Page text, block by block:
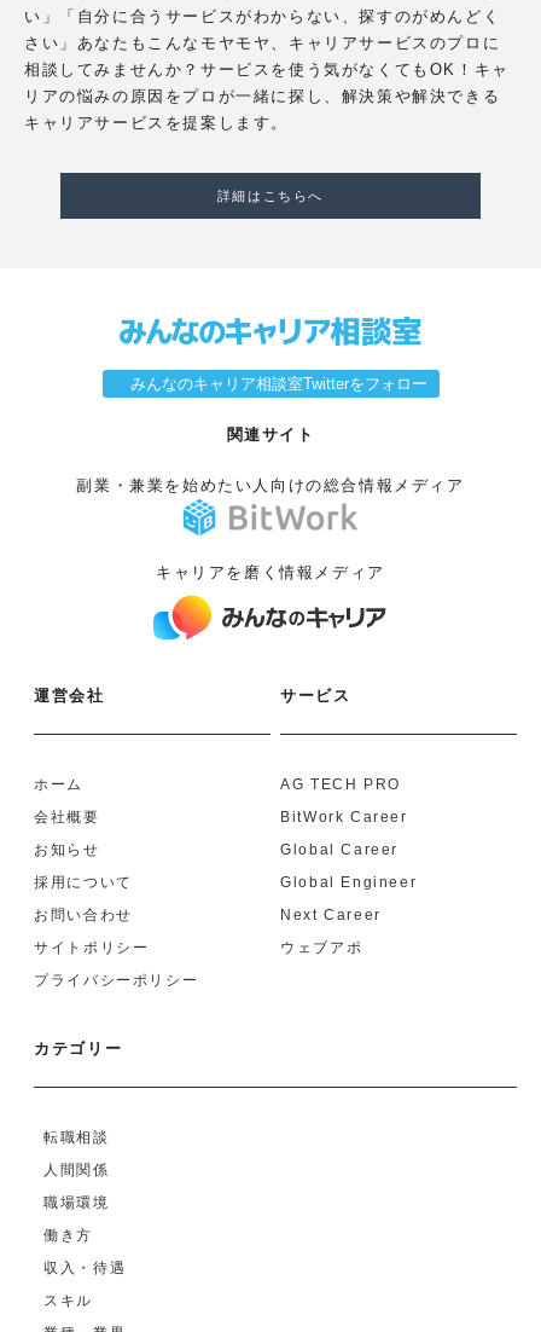
い」「自分に合うサービスがわからない、探すのがめんどく
さい」あなたもこんなモヤモヤ、キャリアサービスのプロに
相談してみませんか？サービスを使う気がなくてもOK！キャ
リアの悩みの原因をプロが一緒に探し、解決策や解決できる
キャリアサービスを提案します。
詳細はこちらへ
みんなのキャリア相談室Twitterをフォロー
関連サイト
副業・兼業を始めたい人向けの総合情報メディア
キャリアを磨く情報メディア
運営会社
ホーム
会社概要
お知らせ
採用について
お問い合わせ
サイトポリシー
プライバシーポリシー
サービス
AG TECH PRO
BitWork Career
Global Career
Global Engineer
Next Career
ウェブアポ
カテゴリー
転職相談
人間関係
職場環境
働き方
収入・待遇
スキル